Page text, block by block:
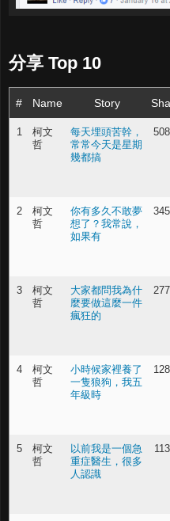
分享 Top 10
# Name Story
1
柯文
哲
每天埋頭苦幹，
常常今天是星期
幾都搞
2
柯文
哲
你有多久不敢夢
想了？我常說，
如果有
3
柯文
哲
大家都問我為什
麼要做這麼一件
瘋狂的
4
柯文
哲
小時候家裡養了
一隻狼狗，我五
年級時
5
柯文
哲
以前我是一個急
重症醫生，很多
人認識